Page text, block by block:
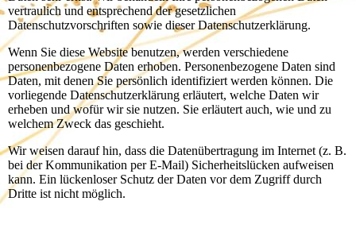
vertraulich und entsprechend der gesetzlichen
Datenschutzvorschriften sowie dieser Datenschutzerklärung.
Wenn Sie diese Website benutzen, werden verschiedene
personenbezogene Daten erhoben. Personenbezogene Daten sind
Daten, mit denen Sie persönlich identifiziert werden können. Die
vorliegende Datenschutzerklärung erläutert, welche Daten wir
erheben und wofür wir sie nutzen. Sie erläutert auch, wie und zu
welchem Zweck das geschieht.
Wir weisen darauf hin, dass die Datenübertragung im Internet (z. B.
bei der Kommunikation per E-Mail) Sicherheitslücken aufweisen
kann. Ein lückenloser Schutz der Daten vor dem Zugriff durch
Dritte ist nicht möglich.